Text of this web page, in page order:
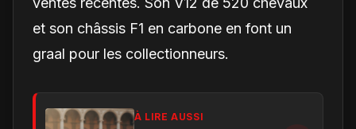
et son châssis F1 en carbone en font un
graal pour les collectionneurs.
À LIRE AUSSI